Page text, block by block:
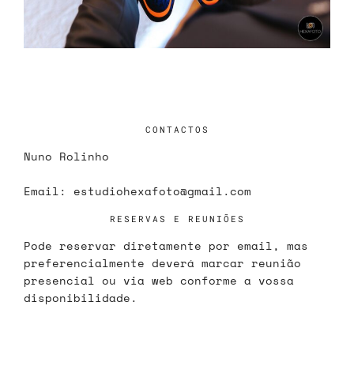
CONTACTOS
Nuno Rolinho
Email: estudiohexafoto@gmail.com
RESERVAS E REUNIÕES
Pode reservar diretamente por email, mas
preferencialmente deverá marcar reunião
presencial ou via web conforme a vossa
disponibilidade.